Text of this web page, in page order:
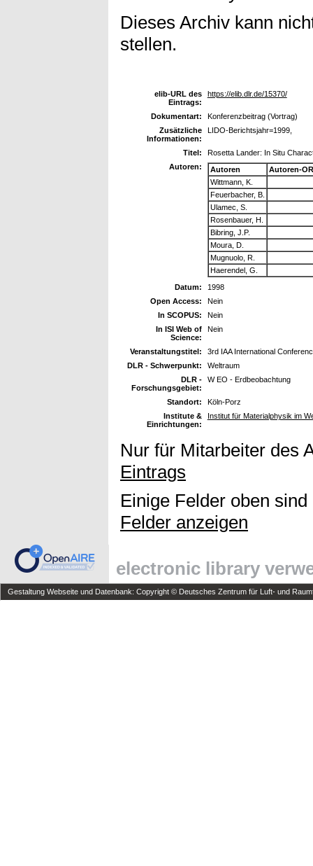
Dieses Archiv kann
stellen.
elib-URL des
Eintrags:
https://elib.dlr.de/15370/
Dokumentart:
Konferenzbeitrag (Vortrag)
Zusätzliche
Informationen:
LIDO-Berichtsjahr=1999,
Titel:
Rosetta Lander: In Situ
Autoren:
Autoren
Autoren-
Wittmann, K.
Feuerbacher, B.
Ulamec, S.
Rosenbauer, H.
Bibring, J.P.
Moura, D.
Mugnuolo, R.
Haerendel, G.
Datum:
1998
Open Access:
Nein
In SCOPUS:
Nein
In ISI Web of
Science:
Nein
Veranstaltungstitel:
3rd IAA International
DLR - Schwerpunkt:
Weltraum
DLR -
Forschungsgebiet:
W EO - Erdbeobachtung
Standort:
Köln-Porz
Institute &
Einrichtungen:
Institut für Materialphysik im
Nur für Mitarbeiter des
Eintrags
Einige Felder oben
Felder anzeigen
electronic library
Gestaltung Webseite und Datenbank: Copyright © Deutsches Zentrum für Luft- und